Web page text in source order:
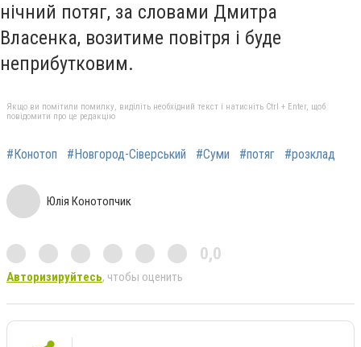
нічний потяг, за словами Дмитра
Власенка, возитиме повітря і буде
неприбутковим.
Якщо ви помітили помилку, виділіть необхідний текст і натисніть Ctrl + Enter, щоб
повідомити про це редакцію
#Конотоп #Новгород-Сіверський #Суми #потяг #розклад
Юлія Конотопчик
0,0
Авторизируйтесь, чтобы оценить